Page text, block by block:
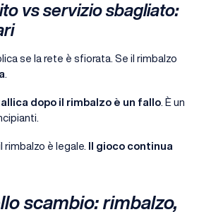
vs servizio sbagliato:
se la rete è sfiorata. Se il rimbalzo
dopo il rimbalzo è un fallo . È un
rimbalzo è legale. Il gioco continua
scambio: rimbalzo,